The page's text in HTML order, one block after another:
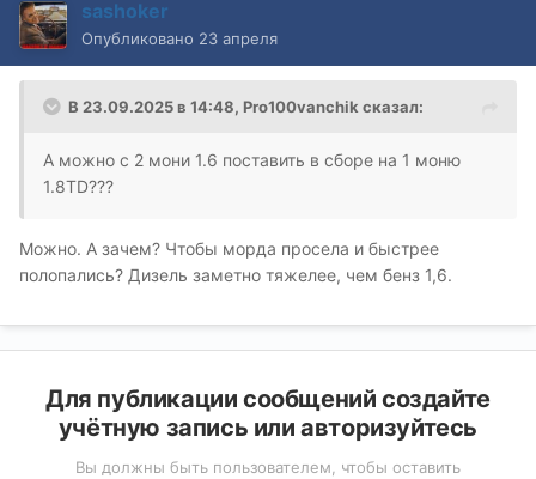
sashoker
Опубликовано 23 апреля
В 23.09.2025 в 14:48, Pro100vanchik сказал:
А можно с 2 мони 1.6 поставить в сборе на 1 моню
1.8TD???
Можно. А зачем? Чтобы морда просела и быстрее
полопались? Дизель заметно тяжелее, чем бенз 1,6.
Для публикации сообщений создайте
учётную запись или авторизуйтесь
Вы должны быть пользователем, чтобы оставить